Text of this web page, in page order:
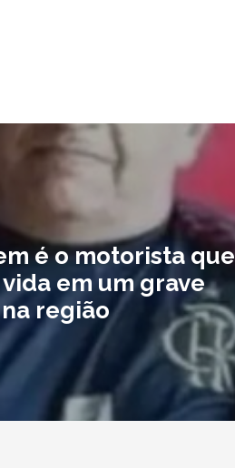
é o motorista que
em um grave
região